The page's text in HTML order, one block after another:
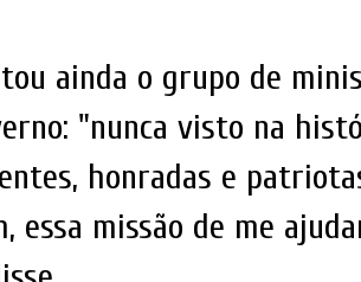
ainda o grupo de
"nunca visto na
honradas e
essa missão de me